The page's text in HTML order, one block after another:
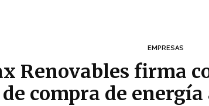
EMPRESAS
Renovables firma
de compra de